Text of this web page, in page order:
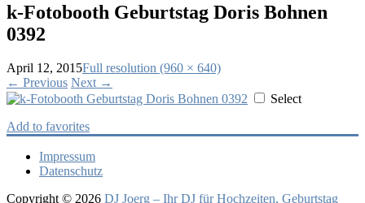
k-Fotobooth Geburtstag Doris Bohnen
0392
April 12, 2015Full resolution (960 × 640)
← Previous Next →
Select
Add to favorites
Impressum
Datenschutz
Copyright © 2026 DJ Joerg – Ihr DJ für Hochzeiten, Geburtstag